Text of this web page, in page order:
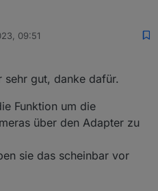
09:51
gut, danke dafür.
Funktion um die
über den Adapter zu
sie das scheinbar vor